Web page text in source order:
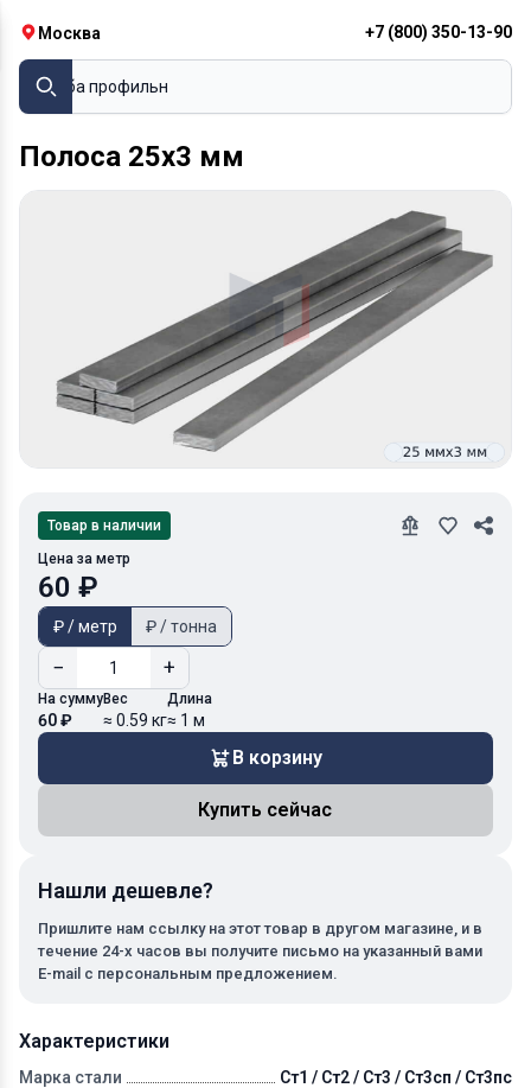
Москва +7 (800) 350-13-90
Труба пр
Полоса 25х3 мм
Характеристики
Марка стали
Ст1 / Ст2 / Ст3 / Ст3сп / Ст3пс
Товар в наличии
Цена за метр
60 ₽
₽ / метр ₽ / тонна
− +
На сумму
60 ₽
Вес
≈ 0.59 кг
Длина
≈ 1 м
В корзину
Купить сейчас
Нашли дешевле?
Пришлите нам ссылку на этот товар в другом магазине, и в
течение 24-х часов вы получите письмо на указанный вами
E-mail с персональным предложением.